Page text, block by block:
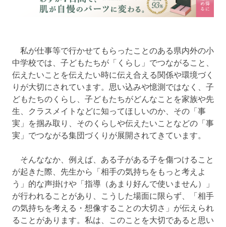
私が仕事等で行かせてもらったことのある県内外の小
中学校では、子どもたちが「くらし」でつながること、
伝えたいことを伝えたい時に伝え合える関係や環境づく
りが大切にされています。思い込みや憶測ではなく、子
どもたちのくらし、子どもたちがどんなことを家族や先
生、クラスメイトなどに知ってほしいのか、その「事
実」を掴み取り、そのくらしや伝えたいことなどの「事
実」でつながる集団づくりが展開されてきています。
そんななか、例えば、ある子がある子を傷つけること
が起きた際、先生から「相手の気持ちをもっと考えよ
う」的な声掛けや「指導（あまり好んで使いません）」
が行われることがあり、こうした場面に限らず、「相手
の気持ちを考える・想像することの大切さ」が伝えられ
ることがあります。私は、このことを大切であると思い